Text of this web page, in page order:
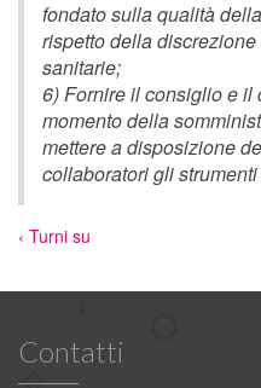
fondato sulla qualità
rispetto della
sanitarie;
6) Fornire il consiglio e il
momento della
mettere a disposizione
collaboratori gli
‹ Turni su
Contatti